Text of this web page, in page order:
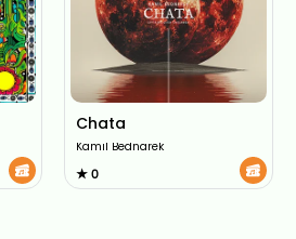
Chata
Kamil Bednarek
★ 0